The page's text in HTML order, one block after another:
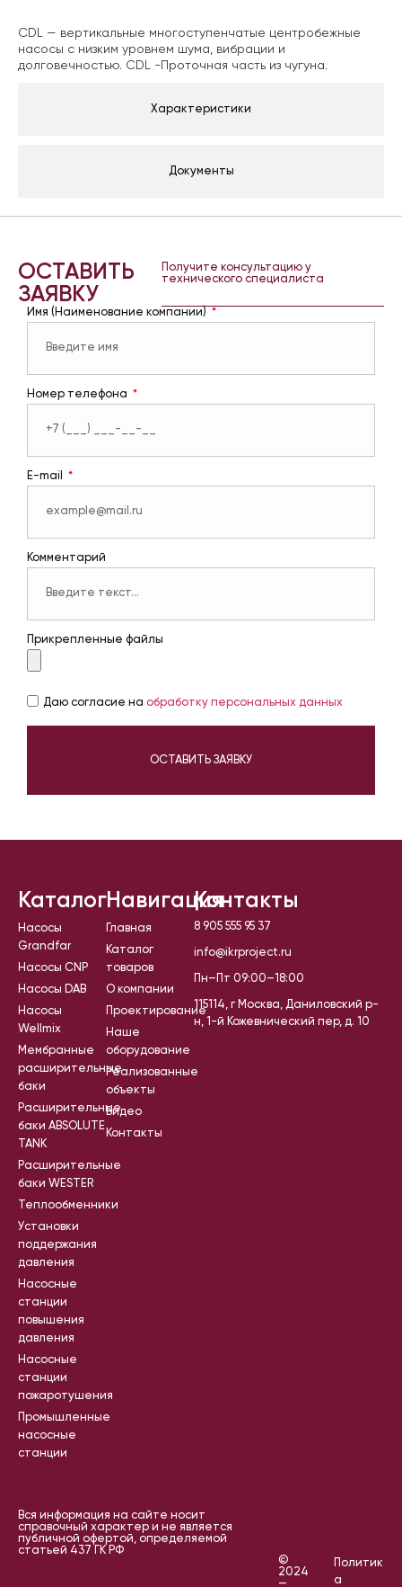
Характеристики
Документы
CDL — вертикальные многоступенчатые центробежные
насосы с низким уровнем шума, вибрации и
долговечностью. CDL -Проточная часть из чугуна.
ОСТАВИТЬ
ЗАЯВКУ
Получите консультацию у
технического специалиста
Имя (Наименование компании)
Номер телефона
E-mail
Комментарий
Прикрепленные файлы
Даю согласие на обработку персональных данных
ОСТАВИТЬ ЗАЯВКУ
Каталог
Насосы
Grandfar
Насосы CNP
Насосы DAB
Насосы
Wellmix
Мембранные
расширительные
баки
Расширительные
баки ABSOLUTE
TANK
Расширительные
баки WESTER
Теплообменники
Установки
поддержания
давления
Насосные
станции
повышения
давления
Насосные
станции
пожаротушения
Промышленные
насосные
станции
Навигация
Главная
Каталог
товаров
О компании
Проектирование
Наше
оборудование
Реализованные
объекты
Видео
Контакты
Контакты
8 905 555 95 37
info@ikrproject.ru
Пн–Пт 09:00–18:00
115114, г Москва, Даниловский р-
н, 1-й Кожевнический пер, д. 10
Вся информация на сайте носит
справочный характер и не является
публичной офертой, определяемой
статьей 437 ГК РФ
©
2024
—
Политик
а